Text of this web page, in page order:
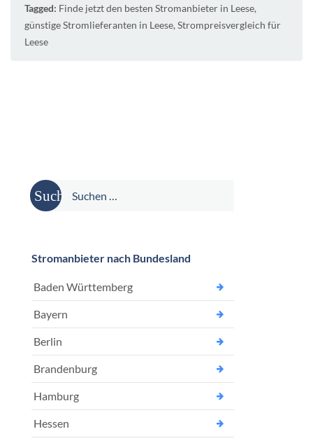
Tagged: Finde jetzt den besten Stromanbieter in Leese,
günstige Stromlieferanten in Leese, Strompreisvergleich für
Leese
Suche
nach:
Stromanbieter nach Bundesland
Baden Württemberg
Bayern
Berlin
Brandenburg
Hamburg
Hessen